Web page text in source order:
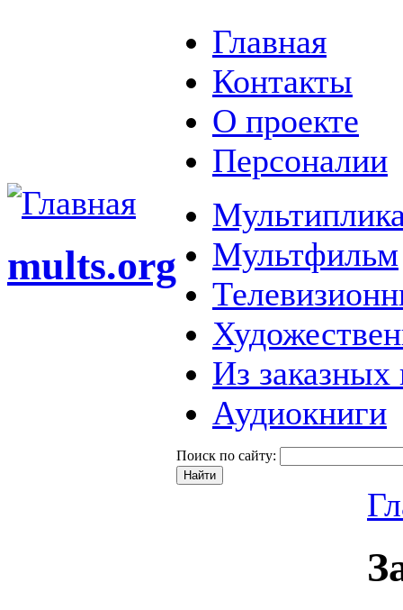
mults.org
Главная
Контакты
О проекте
Персоналии
Мультфильм
Из заказных
Аудиокниги
Поиск по сайту: